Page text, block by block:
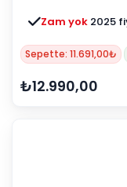
Zam yok 2025
Sepette: 11.691,00₺
₺12.990,00